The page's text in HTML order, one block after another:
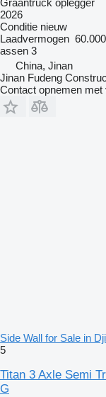
Graantruck oplegger
2026
Conditie nieuw
Laadvermogen
assen 3
China, Jinan
Jinan Fudeng
Contact opnemen met
Side Wall for Sale in
5
Titan 3 Axle Semi
G